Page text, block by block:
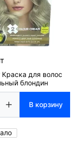
Краска для волос
блондин
В корзину